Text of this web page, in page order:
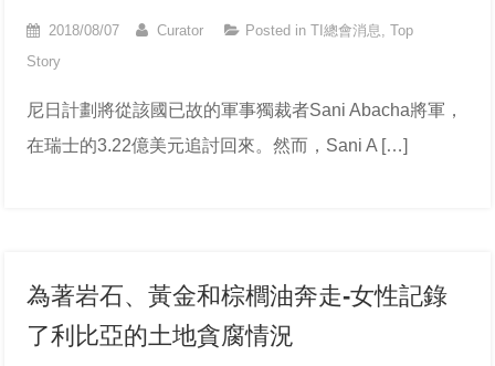
2018/08/07 Curator Posted inTI總會消息,Top
Story
尼日計劃將從該國已故的軍事獨裁者Sani Abacha將軍，
在瑞士的3.22億美元追討回來。然而，Sani A […]
為著岩石、黃金和棕櫚油奔走-女性記錄
了利比亞的土地貪腐情況